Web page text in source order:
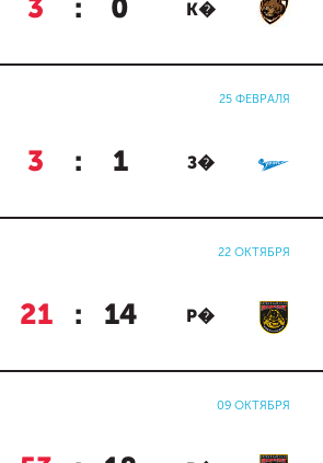
3 : 0 К�
25 ФЕВРАЛЯ
3 : 1 З�
22 ОКТЯБРЯ
21 : 14 Р�
09 ОКТЯБРЯ